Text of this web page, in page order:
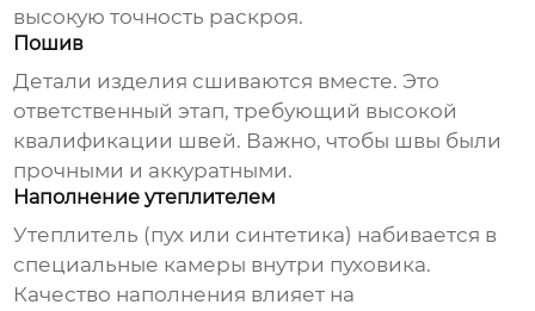
высокую точность раскроя.
Пошив
Детали изделия сшиваются вместе. Это
ответственный этап, требующий высокой
квалификации швей. Важно, чтобы швы были
прочными и аккуратными.
Наполнение утеплителем
Утеплитель (пух или синтетика) набивается в
специальные камеры внутри пуховика.
Качество наполнения влияет на